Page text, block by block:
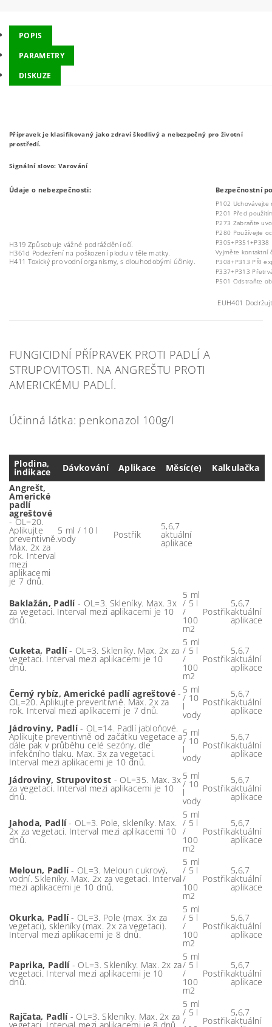
POPIS
PARAMETRY
DISKUZE
Přípravek je klasifikovaný jako zdraví škodlivý a nebezpečný pro životní
prostředí.
Signální slovo: Varování
Údaje o nebezpečnosti: Bezpečnostní
H319 Způsobuje vážné podráždění očí.
H361d Podezření na poškození plodu v těle matky
H411 Toxický pro vodní organismy, s dlouhodobými účinky.
P102
P201 Před
P273 Zabraňte
P280 Používejte
P305+P351+P338
Vyjměte kontaktní
P308+P313 PŘI
P337+P313
P501 Odstraňte
EUH401
FUNGICIDNÍ PŘÍPRAVEK PROTI PADLÍ A
STRUPOVITOSTI. NA ANGREŠTU PROTI
AMERICKÉMU PADLÍ.
Účinná látka: penkonazol 100g/l
Plodina,
indikace Dávkování Aplikace Měsíc(e)
Kalkulačka
Angrešt,
Americké
padlí
agreštové
- OL=20.
Aplikujte
preventivně.
Max. 2x za
rok. Interval
mezi
aplikacemi
je 7 dnů.
5 ml / 10 l
vody Postřik
5,6,7
aktuální
aplikace
Baklažán, Padlí- OL=3. Skleníky. Max. 3x
za vegetaci. Interval mezi aplikacemi je 10
dnů.
5 ml
/ 5 l
/
100
m2
Postřik
5,6,7
aktuální
aplikace
Cuketa, Padlí- OL=3. Skleníky. Max. 2x za
vegetaci. Interval mezi aplikacemi je 10
dnů.
5 ml
/ 5 l
/
100
m2
Postřik
5,6,7
aktuální
aplikace
Černý rybíz, Americké padlí agreštové-
OL=20. Aplikujte preventivně. Max. 2x za
rok. Interval mezi aplikacemi je 7 dnů.
5 ml
/ 10
l
vody
Postřik
5,6,7
aktuální
aplikace
Jádroviny, Padlí- OL=14. Padlí jabloňové.
Aplikujte preventivně od začátku vegetace a
dále pak v průběhu celé sezóny, dle
infekčního tlaku. Max. 3x za vegetaci.
Interval mezi aplikacemi je 10 dnů.
5 ml
/ 10
l
vody
Postřik
5,6,7
aktuální
aplikace
Jádroviny, Strupovitost - OL=35. Max. 3x
za vegetaci. Interval mezi aplikacemi je 10
dnů.
5 ml
/ 10
l
vody
Postřik
5,6,7
aktuální
aplikace
Jahoda, Padlí- OL=3. Pole, skleníky. Max.
2x za vegetaci. Interval mezi aplikacemi 10
dnů.
5 ml
/ 5 l
/
100
m2
Postřik
5,6,7
aktuální
aplikace
Meloun, Padlí- OL=3. Meloun cukrový,
vodní. Skleníky. Max. 2x za vegetaci. Interval
mezi aplikacemi je 10 dnů.
5 ml
/ 5 l
/
100
m2
Postřik
5,6,7
aktuální
aplikace
Okurka, Padlí- OL=3. Pole (max. 3x za
vegetaci), skleníky (max. 2x za vegetaci).
Interval mezi aplikacemi je 8 dnů.
5 ml
/ 5 l
/
100
m2
Postřik
5,6,7
aktuální
aplikace
Paprika, Padlí- OL=3. Skleníky. Max. 2x za
vegetaci. Interval mezi aplikacemi je 10
dnů.
5 ml
/ 5 l
/
100
m2
Postřik
5,6,7
aktuální
aplikace
Rajčata, Padlí- OL=3. Skleníky. Max. 2x za
5 ml
/ 5 l
/ Postřik
5,6,7
aktuální